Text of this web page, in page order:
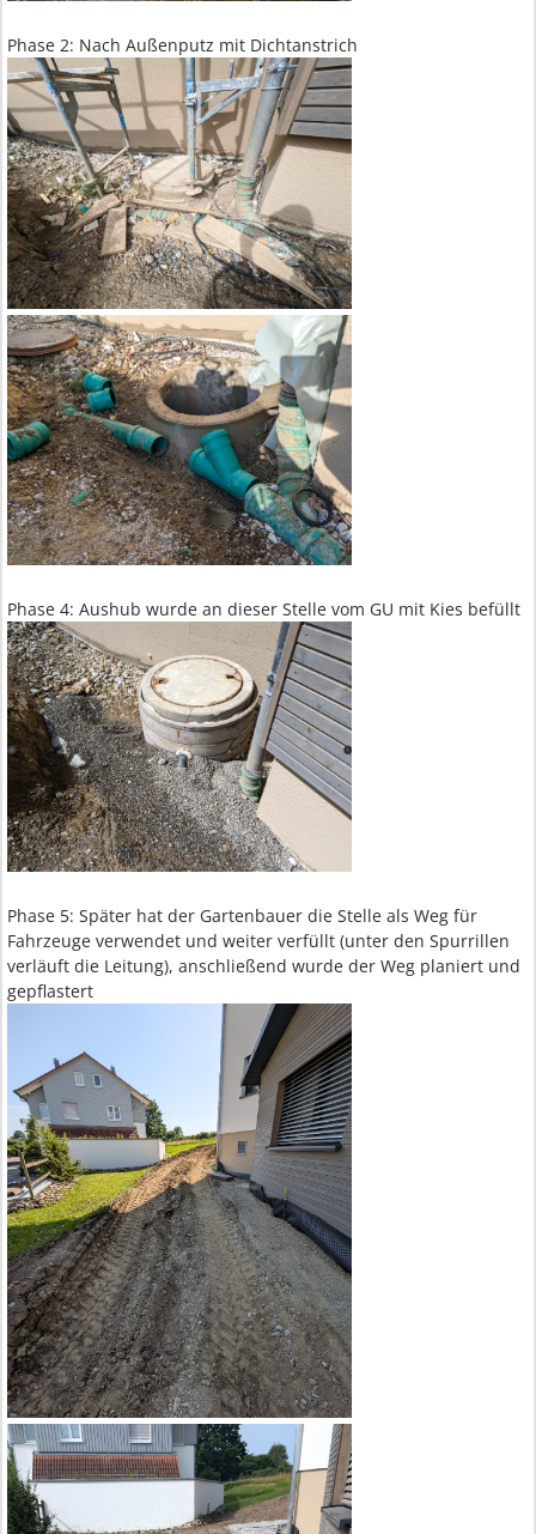
Phase 2: Nach Außenputz mit Dichtanstrich
Phase 4: Aushub wurde an dieser Stelle vom GU mit Kies befüllt
Phase 5: Später hat der Gartenbauer die Stelle als Weg für
Fahrzeuge verwendet und weiter verfüllt (unter den Spurrillen
verläuft die Leitung), anschließend wurde der Weg planiert und
gepflastert